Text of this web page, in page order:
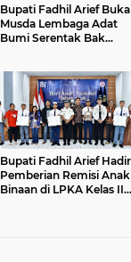
Bupati Fadhil Arief Buka
Musda Lembaga Adat
Bumi Serentak Bak
Bupati Fadhil Arief
Pemberian Remisi Anak
Binaan di LPKA Kelas II